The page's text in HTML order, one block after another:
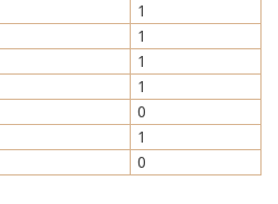
1
1
1
1
0
1
0